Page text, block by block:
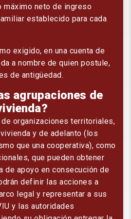
máximo neto de ingreso
establecido para cada
exigido, en una cuenta de
a nombre de quien postule,
de antigüedad.
agrupaciones de
organizaciones territoriales,
y de adelanto (los
que una cooperativa), como
que pueden obtener
de apoyo en consecución de
definir las acciones a
legal y representar a sus
y las autoridades